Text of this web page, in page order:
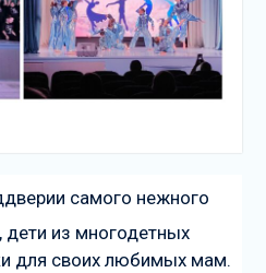
самого нежного
дети из многодетных
для своих любимых мам.